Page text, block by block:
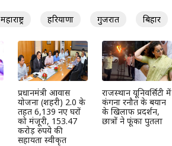
महाराष्ट्र हरियाणा गुजरात बिहार
प्रधानमंत्री आवास
योजना (शहरी) 2.0 के
तहत 6,139 नए घरों
को मंजूरी, 153.47
करोड़ रुपये की
सहायता स्वीकृत
राजस्थान यूनिवर्सिटी में
कंगना रनौत के बयान
के खिलाफ प्रदर्शन,
छात्रों ने फूंका पुतला